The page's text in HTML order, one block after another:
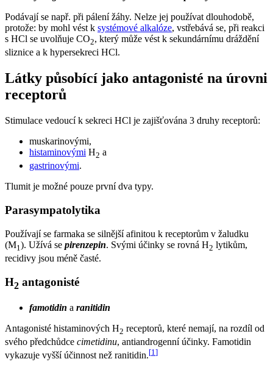
Podávají se např. při pálení žáhy. Nelze jej používat dlouhodobě,
protože: by mohl vést k systémové alkalóze, vstřebává se, při reakci
s HCl se uvolňuje CO2, který může vést k sekundárnímu dráždění
sliznice a k hypersekreci HCl.
Látky působící jako antagonisté na úrovni
receptorů
Stimulace vedoucí k sekreci HCl je zajišťována 3 druhy receptorů:
muskarinovými,
histaminovými H2 a
gastrinovými.
Tlumit je možné pouze první dva typy.
Parasympatolytika
Používají se farmaka se silnější afinitou k receptorům v žaludku
(M1 ). Užívá se pirenzepin. Svými účinky se rovná H2 lytikům,
recidivy jsou méně časté.
H2 antagonisté
famotidin a ranitidin
Antagonisté histaminových H2 receptorů, které nemají, na rozdíl od
svého předchůdce cimetidinu, antiandrogenní účinky. Famotidin
vykazuje vyšší účinnost než ranitidin.[1]